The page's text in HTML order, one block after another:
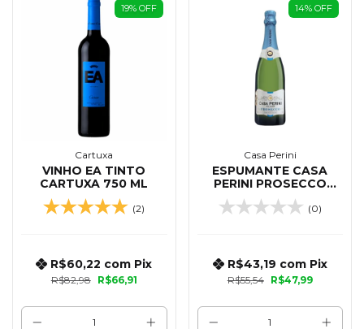
19% OFF
Cartuxa
VINHO EA TINTO
CARTUXA 750 ML
(2)
R$82,98 R$66,91
R$60,22 com Pix
14% OFF
Casa Perini
ESPUMANTE CASA
PERINI PROSECCO
BRUT 750 ML
(0)
R$55,54 R$47,99
R$43,19 com Pix